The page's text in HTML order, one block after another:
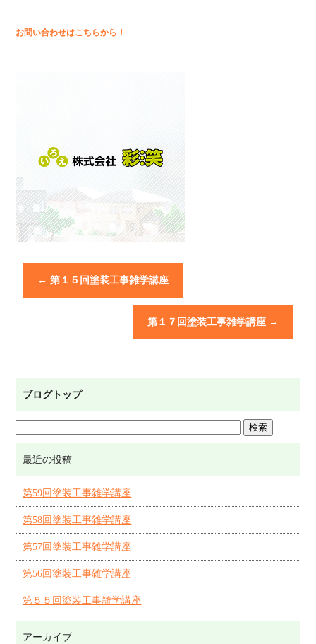
お問い合わせはこちらから！
← 第１５回塗装工事雑学講座
第１７回塗装工事雑学講座 →
ブログトップ
最近の投稿
第59回塗装工事雑学講座
第58回塗装工事雑学講座
第57回塗装工事雑学講座
第56回塗装工事雑学講座
第５５回塗装工事雑学講座
アーカイブ